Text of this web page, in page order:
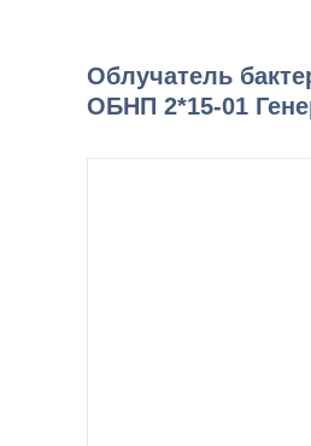
Облучатель
ОБНП 2*15-01